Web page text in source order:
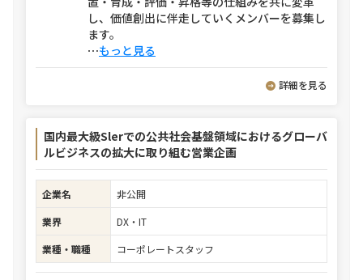
し、価値創出に伴走していくメンバーを募集し
ます。
⋯もっと見る
詳細を見る
国内最大級Slerでの公共社会基盤領域におけるグローバ
ルビジネスの拡大に取り組む営業企画
企業名
非公開
業界
DX・IT
業種・職種
コーポレートスタッフ